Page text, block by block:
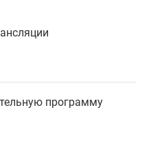
программу